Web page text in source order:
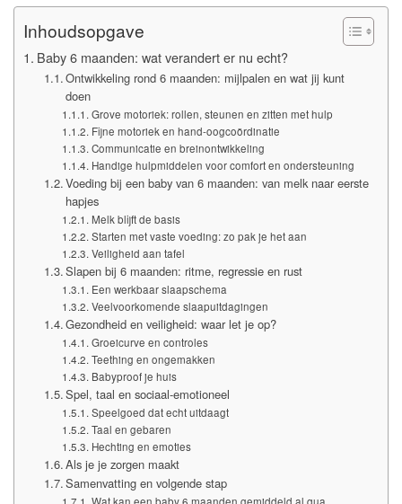
Inhoudsopgave
Baby 6 maanden: wat verandert er nu echt?
Ontwikkeling rond 6 maanden: mijlpalen en wat jij kunt
doen
Grove motoriek: rollen, steunen en zitten met hulp
Fijne motoriek en hand-oogcoördinatie
Communicatie en breinontwikkeling
Handige hulpmiddelen voor comfort en ondersteuning
Voeding bij een baby van 6 maanden: van melk naar eerste
hapjes
Melk blijft de basis
Starten met vaste voeding: zo pak je het aan
Veiligheid aan tafel
Slapen bij 6 maanden: ritme, regressie en rust
Een werkbaar slaapschema
Veelvoorkomende slaapuitdagingen
Gezondheid en veiligheid: waar let je op?
Groeicurve en controles
Teething en ongemakken
Babyproof je huis
Spel, taal en sociaal-emotioneel
Speelgoed dat echt uitdaagt
Taal en gebaren
Hechting en emoties
Als je je zorgen maakt
Samenvatting en volgende stap
Wat kan een baby 6 maanden gemiddeld al qua